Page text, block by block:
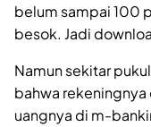
belum sampai 100
besok. Jadi
Namun sekitar
bahwa
uangnya di m-